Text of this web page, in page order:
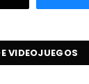
VIDEOJUEGOS